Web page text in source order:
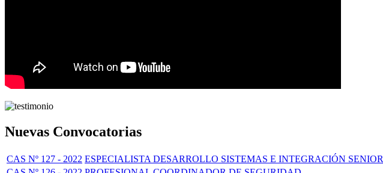
Nuevas Convocatorias
CAS Nº 127 - 2022 ESPECIALISTA DESARROLLO SISTEMAS E INTEGRACIÓN SENIOR